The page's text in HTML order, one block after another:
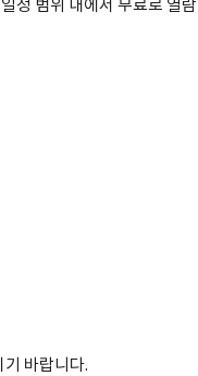
범위 내에서 무료로 열
바랍니다.